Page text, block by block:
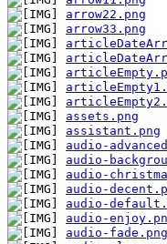
arrow22.png
arrow33.png
assets.png
assistant.png
audio-
audio-
audio-
audio-
audio-
audio-
audio-fade.png